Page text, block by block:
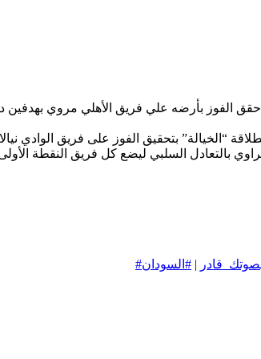
الفوز بأرضه علي فريق الأهلي مروي بهدفين
“الخيالة” بتحقيق الفوز على فريق الوادي
بالتعادل السلبي ليضع كل فريق النقطة
| #السودان